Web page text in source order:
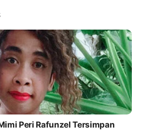
Peri Rafunzel Tersimpan